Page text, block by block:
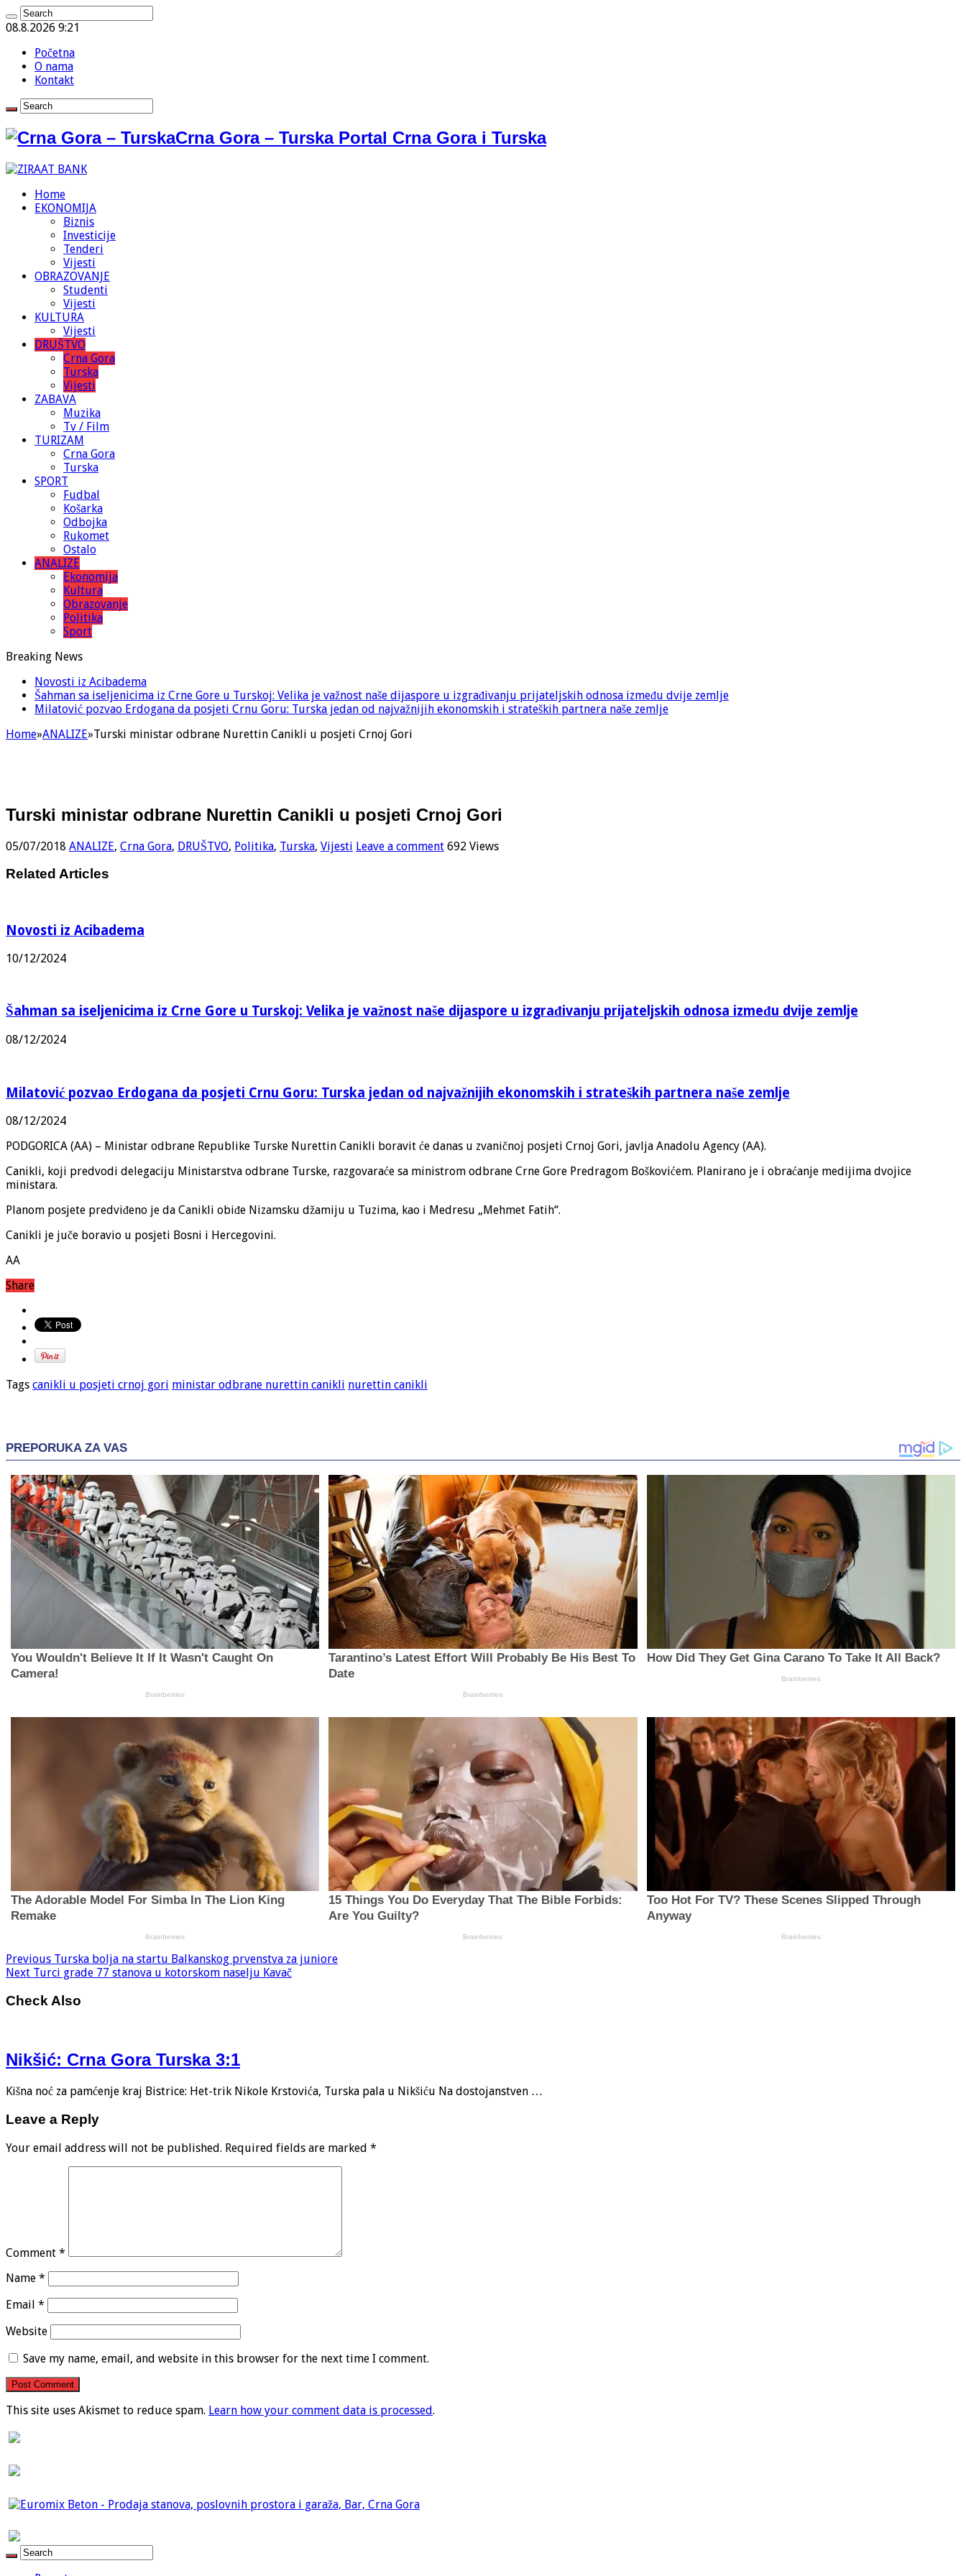
08.8.2026 9:21
Početna
O nama
Kontakt
Crna Gora – Turska Portal Crna Gora i Turska
Home
EKONOMIJA
Biznis
Investicije
Tenderi
Vijesti
OBRAZOVANJE
Studenti
Vijesti
KULTURA
Vijesti
DRUŠTVO
Crna Gora
Turska
Vijesti
ZABAVA
Muzika
Tv / Film
TURIZAM
Crna Gora
Turska
SPORT
Fudbal
Košarka
Odbojka
Rukomet
Ostalo
ANALIZE
Ekonomija
Kultura
Obrazovanje
Politika
Sport
Breaking News
Novosti iz Acibadema
Šahman sa iseljenicima iz Crne Gore u Turskoj: Velika je važnost naše dijaspore u izgrađivanju prijateljskih odnosa između dvije zemlje
Milatović pozvao Erdogana da posjeti Crnu Goru: Turska jedan od najvažnijih ekonomskih i strateških partnera naše zemlje
Home»ANALIZE»Turski ministar odbrane Nurettin Canikli u posjeti Crnoj Gori
Turski ministar odbrane Nurettin Canikli u posjeti Crnoj Gori
05/07/2018 ANALIZE, Crna Gora, DRUŠTVO, Politika, Turska, Vijesti Leave a comment 692 Views
Related Articles
Novosti iz Acibadema
10/12/2024
Šahman sa iseljenicima iz Crne Gore u Turskoj: Velika je važnost naše dijaspore u izgrađivanju prijateljskih odnosa između dvije zemlje
08/12/2024
Milatović pozvao Erdogana da posjeti Crnu Goru: Turska jedan od najvažnijih ekonomskih i strateških partnera naše zemlje
08/12/2024
PODGORICA (AA) – Ministar odbrane Republike Turske Nurettin Canikli boravit će danas u zvaničnoj posjeti Crnoj Gori, javlja Anadolu Agency (AA).
Canikli, koji predvodi delegaciju Ministarstva odbrane Turske, razgovaraće sa ministrom odbrane Crne Gore Predragom Boškovićem. Planirano je i obraćanje medijima dvojice
ministara.
Planom posjete predviđeno je da Canikli obiđe Nizamsku džamiju u Tuzima, kao i Medresu „Mehmet Fatih“.
Canikli je juče boravio u posjeti Bosni i Hercegovini.
AA
Share
Tags canikli u posjeti crnoj gori ministar odbrane nurettin canikli nurettin canikli
Previous Turska bolja na startu Balkanskog prvenstva za juniore
Next Turci grade 77 stanova u kotorskom naselju Kavač
Check Also
Nikšić: Crna Gora Turska 3:1
Kišna noć za pamćenje kraj Bistrice: Het-trik Nikole Krstovića, Turska pala u Nikšiću Na dostojanstven …
Leave a Reply
Your email address will not be published. Required fields are marked *
Comment *
Name *
Email *
Website
Save my name, email, and website in this browser for the next time I comment.
This site uses Akismet to reduce spam. Learn how your comment data is processed.